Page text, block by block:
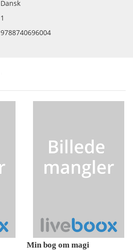
Dansk
1
9788740696004
Min bog om magi